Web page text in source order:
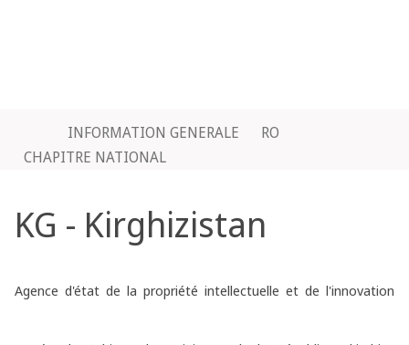
INFORMATION GENERALE
RO
CHAPITRE NATIONAL
KG - Kirghizistan
Agence d'état de la propriété intellectuelle et de l'innovation